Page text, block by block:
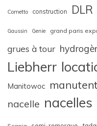
Cometto construction DLR
Gaussin Genie grand paris
grues à tour
Liebherr
Manitowoc
nacelle nacelles